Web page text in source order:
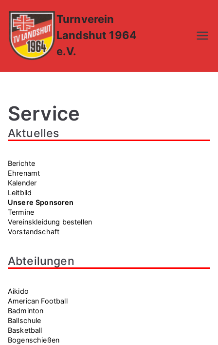
Inhalt
springen
Turnverein
Landshut 1964
e.V.
Service
Aktuelles
Berichte
Ehrenamt
Kalender
Leitbild
Unsere Sponsoren
Termine
Vereinskleidung bestellen
Vorstandschaft
Abteilungen
Aikido
American Football
Badminton
Ballschule
Basketball
Bogenschießen